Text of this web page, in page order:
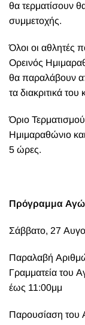
θα τερματίσουν
συμμετοχής.
Όλοι οι αθλητές
Ορεινός
θα παραλάβουν
τα διακριτικά
Όριο
Ημιμαραθώνιο
5 ώρες.
Πρόγραμμα
Σάββατο, 27
Παραλαβή
Γραμματεία του
έως 11:00μμ
Παρουσίαση του